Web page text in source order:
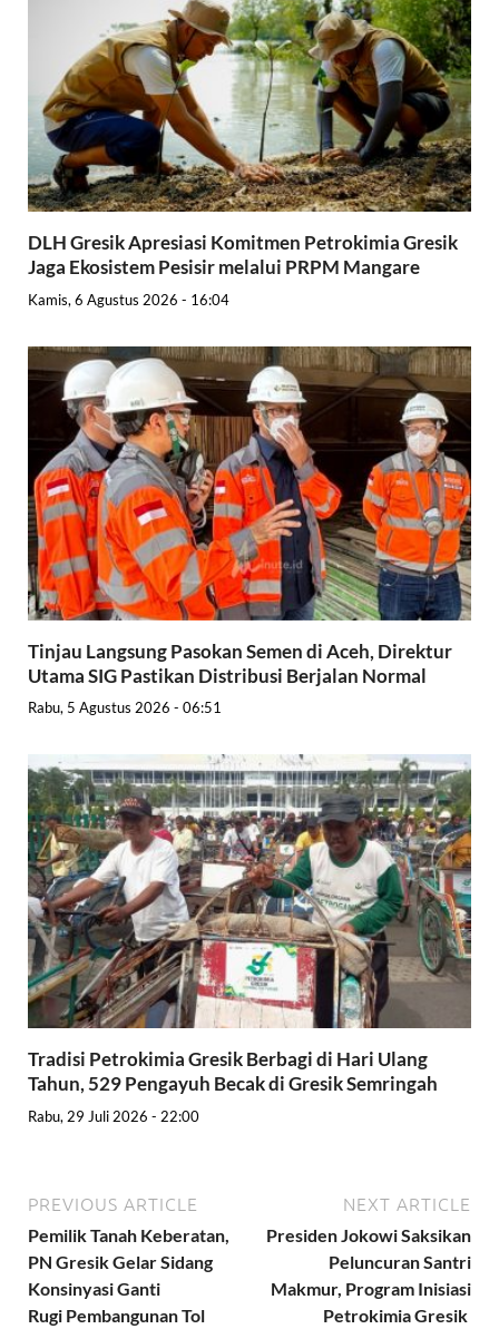
DLH Gresik Apresiasi Komitmen Petrokimia Gresik
Jaga Ekosistem Pesisir melalui PRPM Mangare
Kamis, 6 Agustus 2026 - 16:04
Tinjau Langsung Pasokan Semen di Aceh, Direktur
Utama SIG Pastikan Distribusi Berjalan Normal
Rabu, 5 Agustus 2026 - 06:51
Tradisi Petrokimia Gresik Berbagi di Hari Ulang
Tahun, 529 Pengayuh Becak di Gresik Semringah
Rabu, 29 Juli 2026 - 22:00
PREVIOUS ARTICLE
Pemilik Tanah Keberatan,
PN Gresik Gelar Sidang
Konsinyasi Ganti
Rugi Pembangunan Tol
NEXT ARTICLE
Presiden Jokowi Saksikan
Peluncuran Santri
Makmur, Program Inisiasi
Petrokimia Gresik